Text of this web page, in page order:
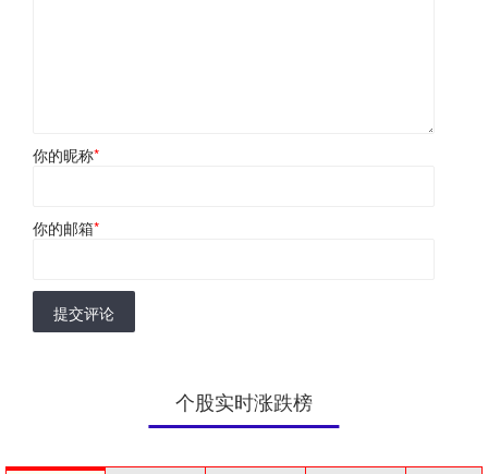
你的昵称*
你的邮箱*
提交评论
个股实时涨跌榜